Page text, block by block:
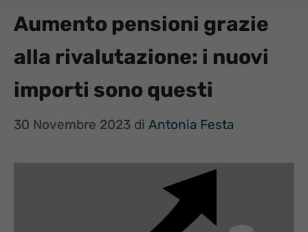
Aumento pensioni grazie
alla rivalutazione: i nuovi
importi sono questi
30 Novembre 2023 di Antonia Festa